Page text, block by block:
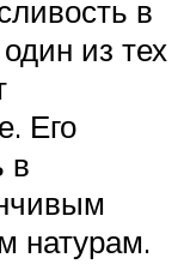
в
из тех
Его
в
натурам.